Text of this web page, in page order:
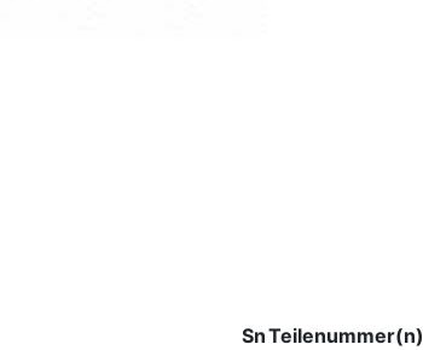
SnTeilenummer(n)